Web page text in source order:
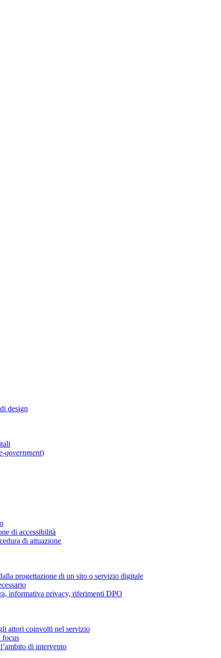
design
government)
di accessibilità
di attuazione
progettazione di un sito o servizio digitale
informativa privacy, riferimenti DPO
attori coinvolti nel servizio
focus
di intervento